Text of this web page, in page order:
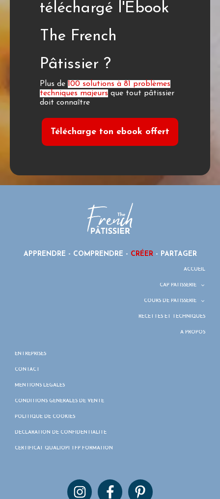
téléchargé l'Ebook
The French
Pâtissier ?
Plus de 100 solutions à 81 problèmes
techniques majeurs que tout pâtissier
doit connaître
Télécharge ton ebook offert
APPRENDRE - COMPRENDRE - CRÉER- PARTAGER
ACCUEIL
CAP PÂTISSERIE
COURS DE PÂTISSERIE
RECETTES ET TECHNIQUES
À PROPOS
ENTREPRISES
CONTACT
MENTIONS LÉGALES
CONDITIONS GÉNÉRALES DE VENTE
POLITIQUE DE COOKIES
DÉCLARATION DE CONFIDENTIALITÉ
CERTIFICAT QUALIOPI TFP FORMATION